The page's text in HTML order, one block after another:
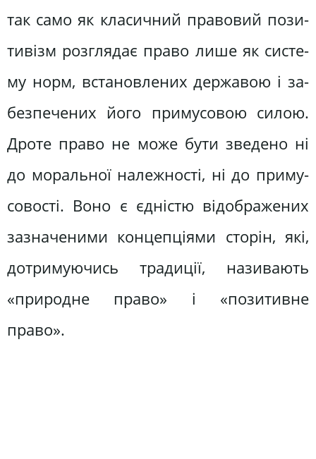
так само як класичний правовий пози­
тивізм розглядає право лише як систе­
му норм, встановлених державою і за­
безпечених його примусовою силою.
Дроте право не може бути зведено ні
до моральної належності, ні до приму­
совості. Воно є єдністю відображених
зазначеними концепціями сторін, які,
дотримуючись традиції, називають
«природне право» і «позитивне
право».